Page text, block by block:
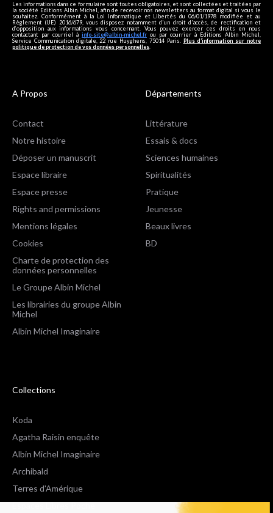
Les informations dans ce formulaire sont toutes obligatoires, et sont collectées et traitées par
la société Editions Albin Michel, afin de recevoir nos newsletters au format digital si vous le
souhaitez. Conformément à la Loi Informatique et Libertés du 06/01/1978 modifiée et au
Règlement (UE) 2016/679, vous disposez notamment d'un droit d'accès, de rectification et
d’opposition aux informations vous concernant. Vous pouvez exercer ces droits en nous
contactant par courriel à info-site@albin-michel.fr ou par courrier à Editions Albin Michel,
Service Communication digitale, 22 rue Huyghens, 75014 Paris. Plus d’information sur notre
politique de protection de vos données personnelles
A Propos
Contact
Notre histoire
Déposer un manuscrit
Espace libraire
Espace presse
Rights and permissions
Mentions légales
Cookies
Charte de protection des
données personnelles
Le Groupe Albin Michel
Les librairies du groupe Albin
Michel
Albin Michel Imaginaire
Départements
Littérature
Essais & docs
Sciences humaines
Spiritualités
Pratique
Jeunesse
Beaux livres
BD
Collections
Koda
Agatha Raisin enquête
Albin Michel Imaginaire
Archibald
Terres d'Amérique
Espaces Libres Poche